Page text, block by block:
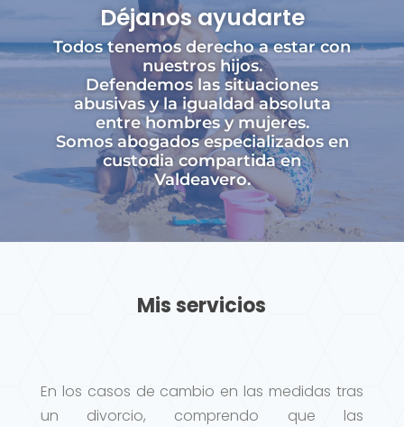
Déjanos ayudarte
Todos tenemos derecho a estar con
nuestros hijos.
Defendemos las situaciones
abusivas y la igualdad absoluta
entre hombres y mujeres.
Somos abogados especializados en
custodia compartida en
Valdeavero.
Mis servicios
En los casos de cambio en las medidas tras
un divorcio, comprendo que las